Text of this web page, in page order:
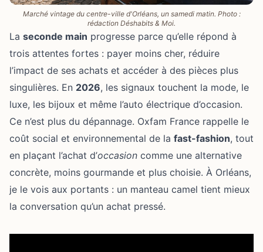
Marché vintage du centre-ville d'Orléans, un samedi matin. Photo :
rédaction Déshabits & Moi.
La seconde main progresse parce qu’elle répond à
trois attentes fortes : payer moins cher, réduire
l’impact de ses achats et accéder à des pièces plus
singulières. En 2026, les signaux touchent la mode, le
luxe, les bijoux et même l’auto électrique d’occasion.
Ce n’est plus du dépannage. Oxfam France rappelle le
coût social et environnemental de la fast-fashion, tout
en plaçant l’achat d’occasion comme une alternative
concrète, moins gourmande et plus choisie. À Orléans,
je le vois aux portants : un manteau camel tient mieux
la conversation qu’un achat pressé.